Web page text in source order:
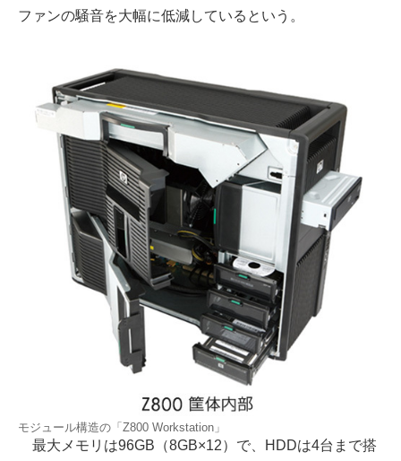
ファンの騒音を大幅に低減しているという。
モジュール構造の「Z800 Workstation」
最大メモリは96GB（8GB×12）で、HDDは4台まで搭